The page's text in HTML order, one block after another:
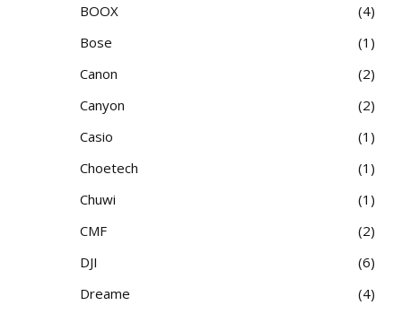
BOOX
4
Bose
1
Canon
2
Canyon
2
Casio
1
Choetech
1
Chuwi
1
CMF
2
DJI
6
Dreame
4